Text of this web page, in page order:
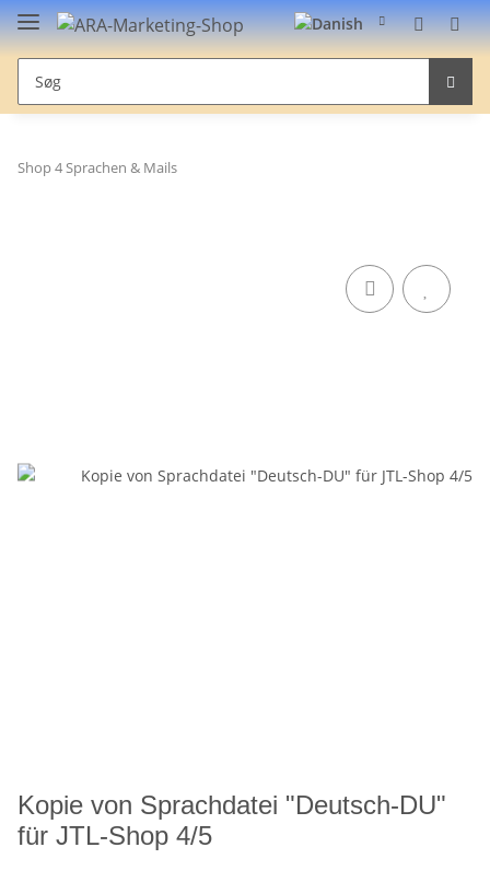
Shop 4 Sprachen & Mails
Kopie von Sprachdatei "Deutsch-DU"
für JTL-Shop 4/5